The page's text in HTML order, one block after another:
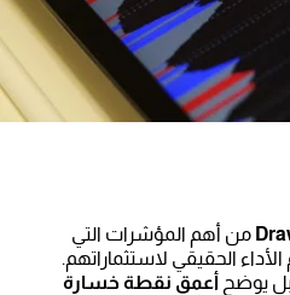
من أهم المؤشرات التي
الحقيقي لاستثماراتهم.
بل يوضح أعمق نقطة خسارة